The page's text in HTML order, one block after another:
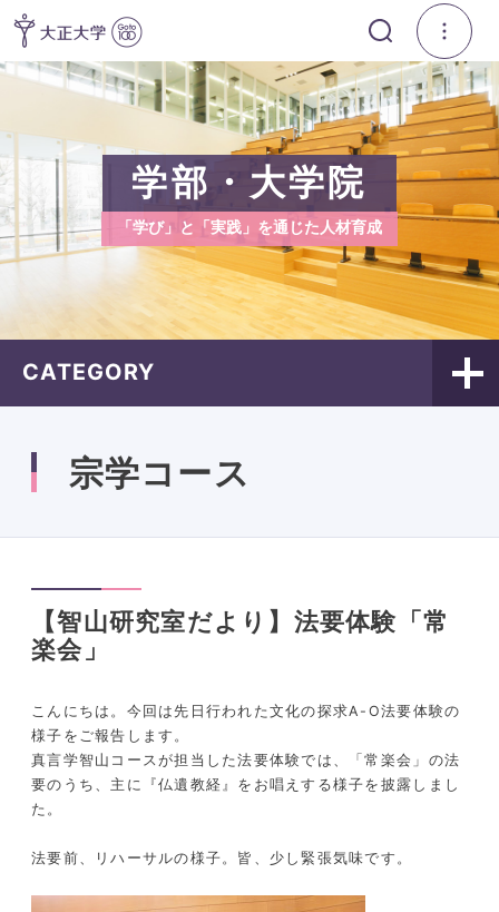
学部・大学院
「学び」と「実践」を通じた人材育成
CATEGORY
宗学コース
【智山研究室だより】法要体験「常
楽会」
こんにちは。今回は先日行われた文化の探求A-O法要体験の
様子をご報告します。
真言学智山コースが担当した法要体験では、「常楽会」の法
要のうち、主に『仏遺教経』をお唱えする様子を披露しまし
た。
法要前、リハーサルの様子。皆、少し緊張気味です。